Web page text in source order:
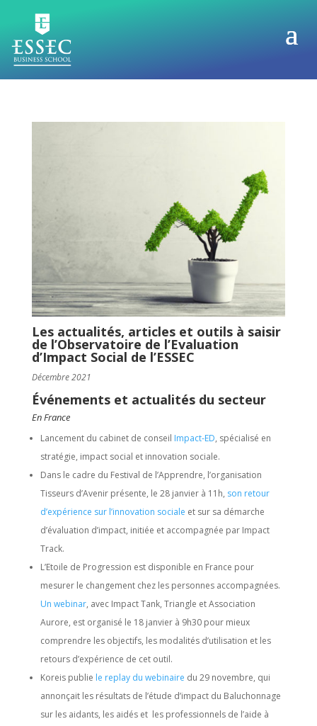
Les actualités, articles et outils à saisir
de l’Observatoire de l’Evaluation
d’Impact Social de l’ESSEC
Décembre 2021
Événements et actualités du secteur
En France
Lancement du cabinet de conseil Impact-ED, spécialisé en
stratégie, impact social et innovation sociale.
Dans le cadre du Festival de l’Apprendre, l’organisation
Tisseurs d’Avenir présente, le 28 janvier à 11h, son retour
d’expérience sur l’innovation sociale et sur sa démarche
d’évaluation d’impact, initiée et accompagnée par Impact
Track.
L’Etoile de Progression est disponible en France pour
mesurer le changement chez les personnes accompagnées.
Un webinar, avec Impact Tank, Triangle et Association
Aurore, est organisé le 18 janvier à 9h30 pour mieux
comprendre les objectifs, les modalités d’utilisation et les
retours d’expérience de cet outil.
Koreis publie le replay du webinaire du 29 novembre, qui
annonçait les résultats de l’étude d’impact du Baluchonnage
sur les aidants, les aidés et les professionnels de l’aide à